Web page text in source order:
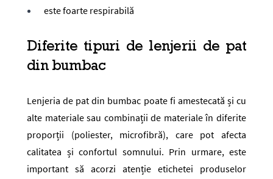
este foarte respirabilă
Diferite tipuri de lenjerii de pat
din bumbac
Lenjeria de pat din bumbac poate fi amestecată și cu
alte materiale sau combinații de materiale în diferite
proporții (poliester, microfibră), care pot afecta
calitatea și confortul somnului. Prin urmare, este
important să acorzi atenție etichetei produselor